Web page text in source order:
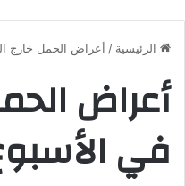
الرئيسية / أعراض الحمل خارج
أعراض
في